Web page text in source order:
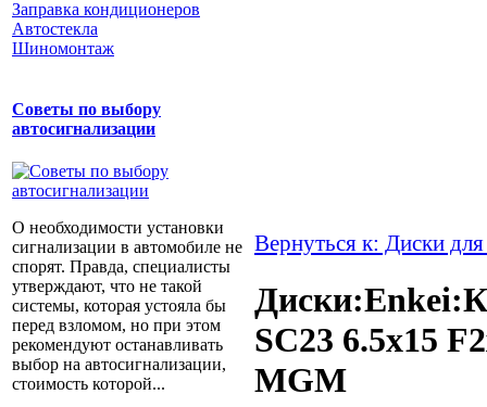
Заправка кондиционеров
Автостекла
Шиномонтаж
Советы по выбору
автосигнализации
О необходимости установки
сигнализации в автомобиле не
спорят. Правда, специалисты
утверждают, что не такой
системы, которая устояла бы
перед взломом, но при этом
рекомендуют останавливать
выбор на автосигнализации,
стоимость которой...
Вернуться к: Диски для
SC23 6.5x15
MGM